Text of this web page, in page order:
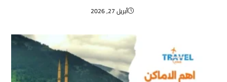
أبريل 27, 2026